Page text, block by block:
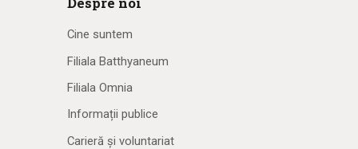
Cine suntem
Filiala Batthyaneum
Filiala Omnia
Informații publice
Carieră și voluntariat